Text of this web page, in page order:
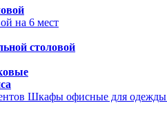
на 6 мест
столовой
Шкафы офисные для одежды